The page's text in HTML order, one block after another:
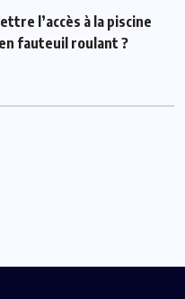
l’accès à la piscine
fauteuil roulant ?